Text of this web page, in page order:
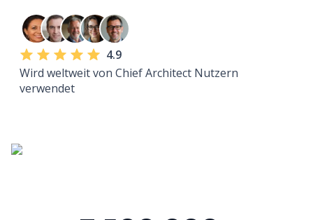
4.9
Wird weltweit von Chief Architect Nutzern
verwendet